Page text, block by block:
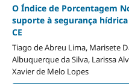
O Índice de Porcentagem
suporte à segurança
CE
Tiago de Abreu Lima, Marisete
Albuquerque da Silva, Larissa
Xavier de Melo Lopes